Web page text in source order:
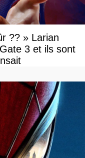
?? » Larian
3 et ils sont